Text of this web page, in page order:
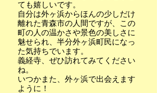
ても嬉しいです。
自分は外ヶ浜からほんの少しだけ
離れた青森市の人間ですが、この
町の人の温かさや景色の美しさに
魅せられ、半分外ヶ浜町民になっ
た気持ちでいます。
義経寺、ぜひ訪れてみてください
ね。
いつかまた、外ヶ浜で出会えます
ように！